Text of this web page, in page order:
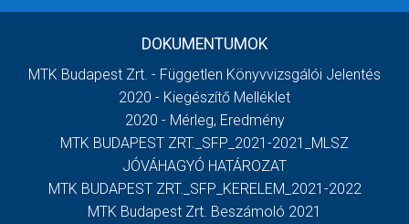
DOKUMENTUMOK
MTK Budapest Zrt. - Független Könyvvizsgálói Jelentés
2020 - Kiegészítő Melléklet
2020 - Mérleg, Eredmény
MTK BUDAPEST ZRT._SFP_2021-2021_MLSZ
JÓVÁHAGYÓ HATÁROZAT
MTK BUDAPEST ZRT._SFP_KERELEM_2021-2022
MTK Budapest Zrt. Beszámoló 2021